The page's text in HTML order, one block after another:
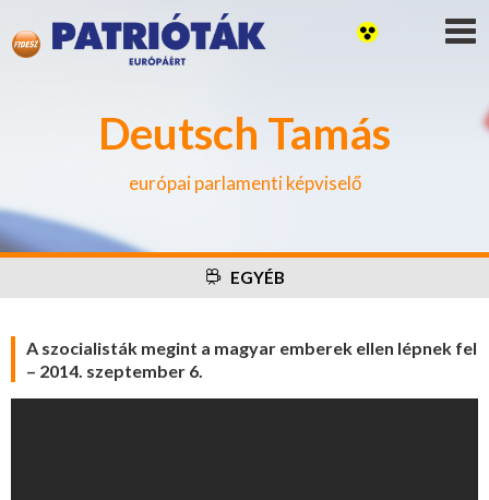
Deutsch Tamás
európai parlamenti képviselő
EGYÉB
A szocialisták megint a magyar emberek ellen lépnek fel
– 2014. szeptember 6.